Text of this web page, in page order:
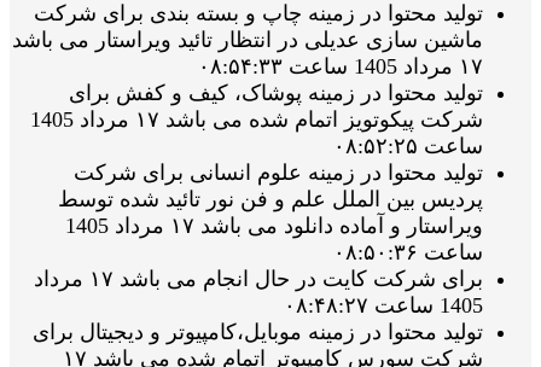
تولید محتوا در زمینه چاپ و بسته بندی برای شرکت
ماشین سازی عدیلی در انتظار تائید ویراستار می باشد
۱۷ مرداد 1405 ساعت ۰۸:۵۴:۳۳
تولید محتوا در زمینه پوشاک، کیف و کفش برای
شرکت پیکوتویز اتمام شده می باشد ۱۷ مرداد 1405
ساعت ۰۸:۵۲:۲۵
تولید محتوا در زمینه علوم انسانی برای شرکت
پردیس بین الملل علم و فن نور تائید شده توسط
ویراستار و آماده دانلود می باشد ۱۷ مرداد 1405
ساعت ۰۸:۵۰:۳۶
برای شرکت کایت در حال انجام می باشد ۱۷ مرداد
1405 ساعت ۰۸:۴۸:۲۷
تولید محتوا در زمینه موبایل،کامپیوتر و دیجیتال برای
شرکت سورس کامپیوتر اتمام شده می باشد ۱۷